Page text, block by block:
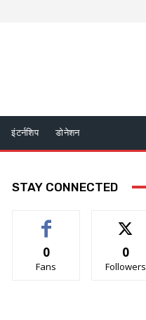
इंटर्नशिप डोनेशन
STAY CONNECTED
0
Fans
0
Followers